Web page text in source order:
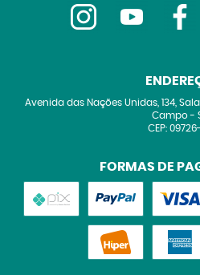
Avenida das Nações Unidas, 134,
Campo-
CEP: 09726-
FORMAS DE